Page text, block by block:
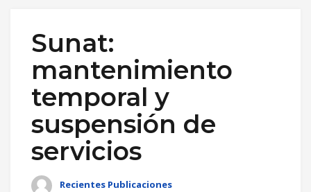
Sunat:
mantenimiento
temporal y
suspensión de
servicios
Recientes Publicaciones